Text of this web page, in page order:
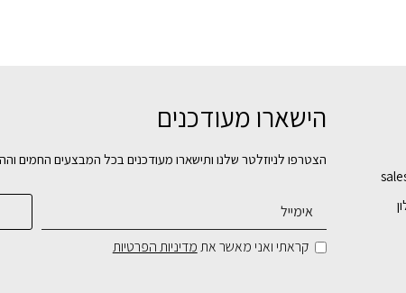
הישארו מעודכנים
הצטרפו לניוזלטר שלנו ותישארו מעודכנים בכל המבצעים החמים
קראתי ואני מאשר אתמדיניות הפרטיות